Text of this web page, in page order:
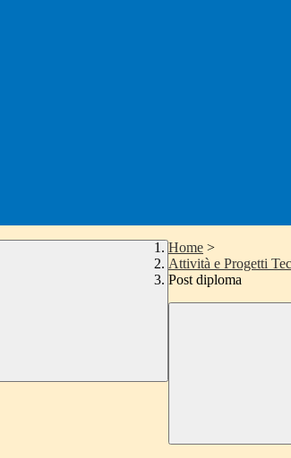
Home >
Attività e Progetti
Post diploma